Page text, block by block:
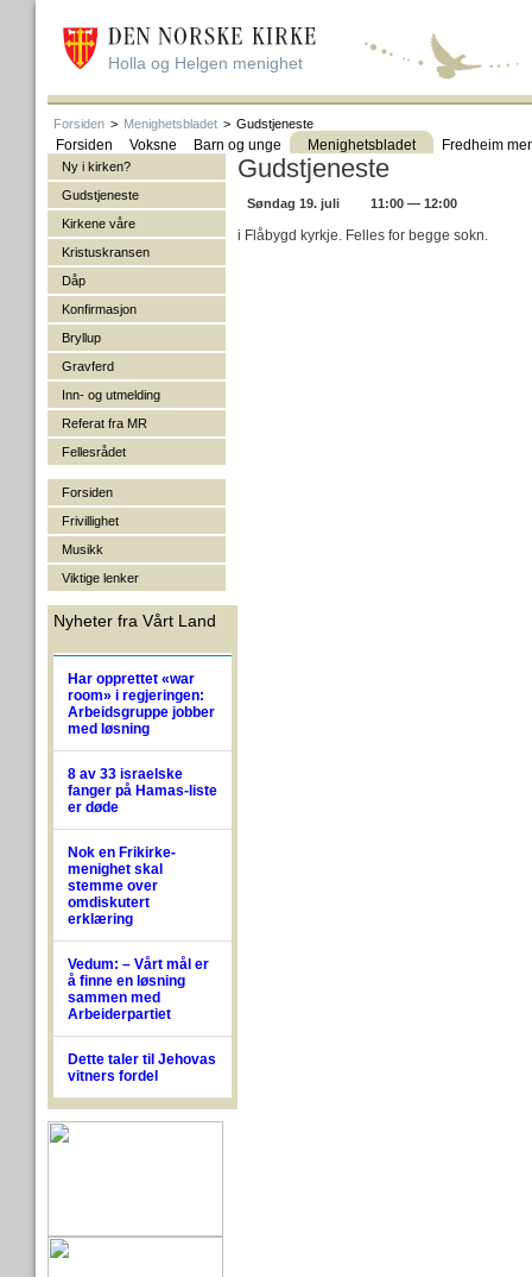
Holla og Helgen menighet
Forsiden > Menighetsbladet > Gudstjeneste
Forsiden Voksne Barn og unge Menighetsbladet Fredheim
Ny i kirken?
Gudstjeneste
Kirkene våre
Kristuskransen
Dåp
Konfirmasjon
Bryllup
Gravferd
Inn- og utmelding
Referat fra MR
Fellesrådet
Forsiden
Frivillighet
Musikk
Viktige lenker
Nyheter fra Vårt Land
Har opprettet «war
room» i regjeringen:
Arbeidsgruppe jobber
med løsning
8 av 33 israelske
fanger på Hamas-liste
er døde
Nok en Frikirke-
menighet skal
stemme over
omdiskutert
erklæring
Vedum: – Vårt mål er
å finne en løsning
sammen med
Arbeiderpartiet
Dette taler til Jehovas
vitners fordel
Gudstjeneste
Søndag 19. juli 11:00 — 12:00
i Flåbygd kyrkje. Felles for begge sokn.